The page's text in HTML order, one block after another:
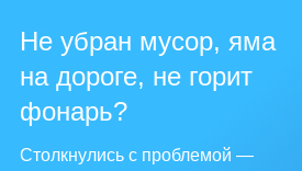
Не убран мусор, яма
на дороге, не горит
фонарь?
Столкнулись с проблемой —